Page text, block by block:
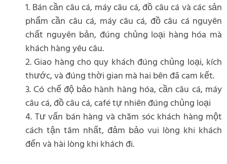
1. Bán cần câu cá, máy câu cá, đồ câu cá và các sản
phẩm cần câu cá, máy câu cá, đồ câu cá nguyên
chất nguyên bản, đúng chủng loại hàng hóa mà
khách hàng yêu câu.
2. Giao hàng cho quy khách đúng chủng loại, kích
thước, và đúng thời gian mà hai bên đã cam kết.
3. Có chế độ bảo hành hàng hóa, cần câu cá, máy
câu cá, đồ câu cá, café tự nhiên đúng chủng loại
4. Tư vấn bán hàng và chăm sóc khách hàng một
cách tận tâm nhất, đảm bảo vui lòng khi khách
đến và hài lòng khi khách đi.